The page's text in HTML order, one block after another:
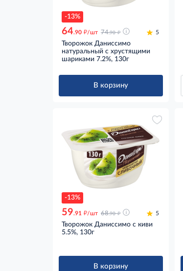
-13%
64.90 д/шт 74.90 д 5
Творожок Даниссимо
натуральный с хрустящими
шариками 7.2%, 130г
В корзину
-13%
59.91 д/шт 68.90 д 5
Творожок Даниссимо с киви
5.5%, 130г
В корзину